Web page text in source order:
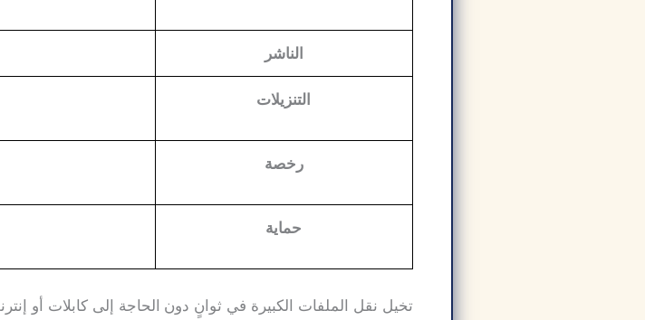
الناشر
التنزيلات
رخصة
حماية